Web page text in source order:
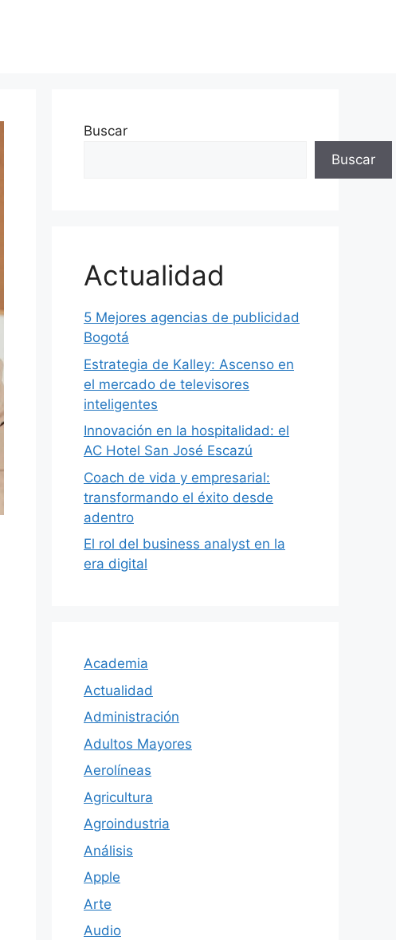
Buscar
Buscar
Actualidad
5 Mejores agencias de publicidad
Bogotá
Estrategia de Kalley: Ascenso en
el mercado de televisores
inteligentes
Innovación en la hospitalidad: el
AC Hotel San José Escazú
Coach de vida y empresarial:
transformando el éxito desde
adentro
El rol del business analyst en la
era digital
Academia
Actualidad
Administración
Adultos Mayores
Aerolíneas
Agricultura
Agroindustria
Análisis
Apple
Arte
Audio